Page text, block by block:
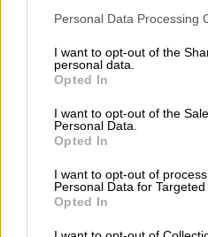
Please note that this website/
not limited to your visit or
grant or deny consent to
use your data for below
consent section.
Personal Data Processing
I want to opt-out of the
personal data.
Opted In
I want to opt-out of the
Personal Data.
Opted In
I want to opt-out of
Personal Data for Targeted
Opted In
ΑΛΛΑ #TAGS
ειδήσεις τώρα
κινηματογράφος
διαδήλωση